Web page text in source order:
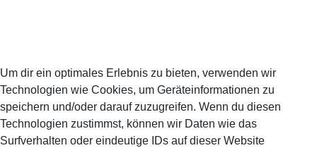
Um dir ein optimales Erlebnis zu bieten, verwenden wir
Technologien wie Cookies, um Geräteinformationen zu
speichern und/oder darauf zuzugreifen. Wenn du diesen
Technologien zustimmst, können wir Daten wie das
Surfverhalten oder eindeutige IDs auf dieser Website